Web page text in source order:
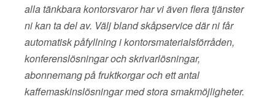
alla tänkbara kontorsvaror har vi även flera tjänster
ni kan ta del av. Välj bland skåpservice där ni får
automatisk påfyllning i kontorsmaterialsförråden,
konferenslösningar och skrivarlösningar,
abonnemang på fruktkorgar och ett antal
kaffemaskinslösningar med stora smakmöjligheter.